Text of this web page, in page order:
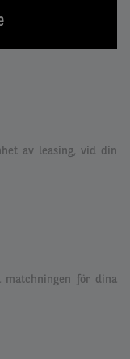
av leasing, vid din
för dina